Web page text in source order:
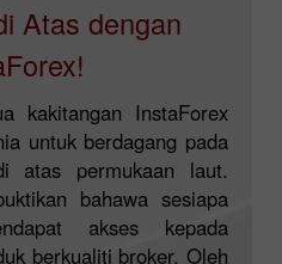
Atas dengan
kakitangan InstaForex
untuk berdagang pada
atas permukaan laut.
bahawa sesiapa
akses kepada
berkualiti broker. Oleh